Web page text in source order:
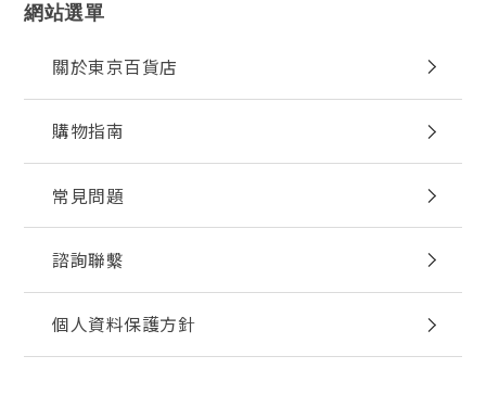
網站選單
關於東京百貨店
購物指南
常見問題
諮詢聯繫
個人資料保護方針